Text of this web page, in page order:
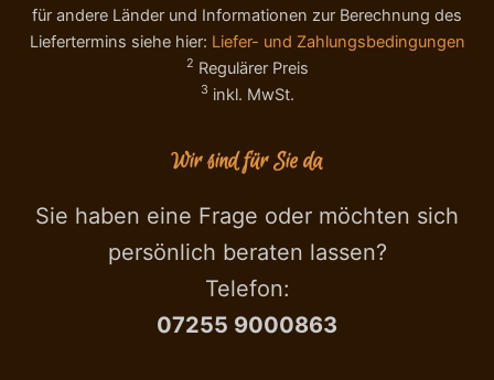
für andere Länder und Informationen zur Berechnung des
Liefertermins siehe hier: Liefer- und Zahlungsbedingungen
2 Regulärer Preis
3 inkl. MwSt.
Wir sind für Sie da
Sie haben eine Frage oder möchten sich
persönlich beraten lassen?
Telefon:
07255 9000863